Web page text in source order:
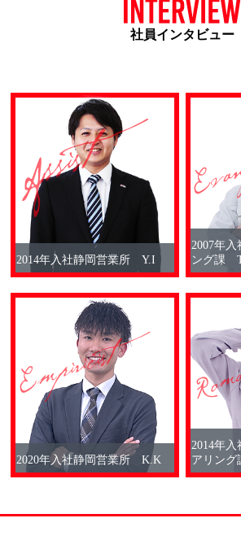
社員インタビュー
2014年入社静岡営業所 Y.I
2007年
ング課
2020年入社静岡営業所 K.K
2014年
アリン